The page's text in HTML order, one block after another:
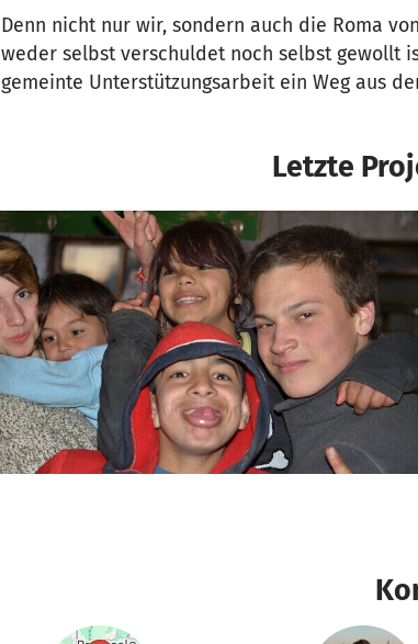
Denn nicht nur wir, sondern auch die Roma
weder selbst verschuldet noch selbst gewollt
gemeinte Unterstützungsarbeit ein Weg aus
Letzte